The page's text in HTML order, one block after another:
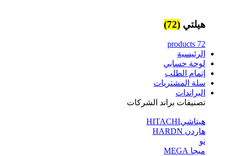
هيلتي (72)
72 products
الرئيسية
لوحة حسابي
إتمام الطلب
سلة المشتريات
البراندات
تصنيفات براند الشركات
هيتاشيHITACHI
هاردن HARDN
نو
ميجا MEGA